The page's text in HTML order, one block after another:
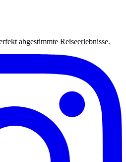
abgestimmte Reiseerlebnisse.